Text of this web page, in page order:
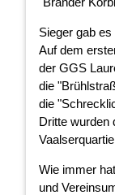
Sieger gab
Auf dem
der GGS
die
die
Dritte wurden
Wie immer
und